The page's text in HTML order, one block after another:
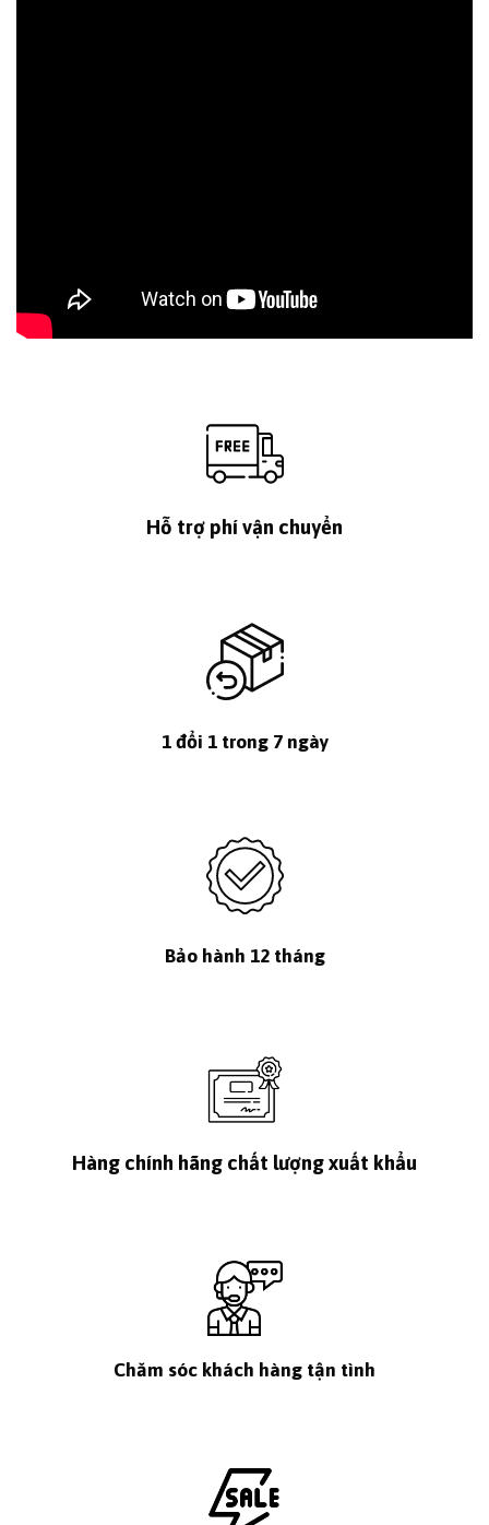
Hỗ trợ phí vận chuyển
1 đổi 1 trong 7 ngày
Bảo hành 12 tháng
Hàng chính hãng chất lượng xuất khẩu
Chăm sóc khách hàng tận tình